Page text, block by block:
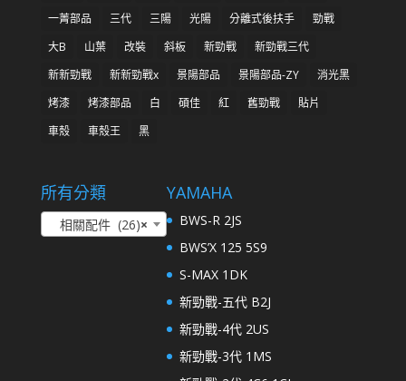
一菁部品
三代 三陽 光陽 分離式後扶手
勁戰
大B
山葉 改裝 斜板 新勁戰
新勁戰三代
新新勁戰
新新勁戰x 景陽部品 景陽部品-ZY
消光黑
烤漆
烤漆部品 白 碩佳 紅 舊勁戰
貼片
車殼
車殼王 黑
所有分類
×
相關配件 (26)
YAMAHA
BWS-R 2JS
BWS’X 125 5S9
S-MAX 1DK
新勁戰-五代 B2J
新勁戰-4代 2US
新勁戰-3代 1MS